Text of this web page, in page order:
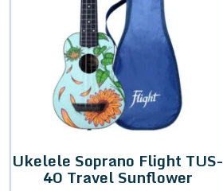
Ukelele Soprano Flight TUS-
40 Travel Sunflower